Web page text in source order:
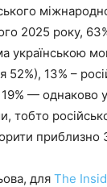
2025 року,
українською
52%), 13% –
— однаково
тобто
приблизно
для The